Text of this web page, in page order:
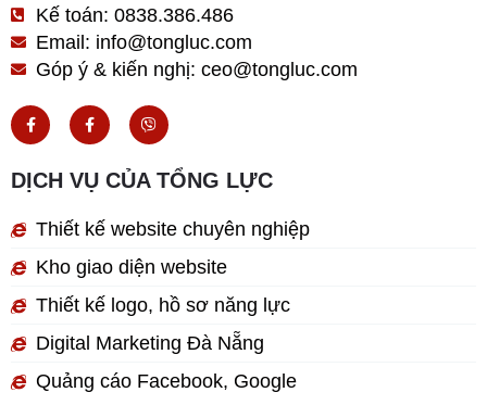
Kế toán: 0838.386.486
Email: info@tongluc.com
Góp ý & kiến nghị: ceo@tongluc.com
F
a
c
b
o
F
a
c
b
o
-
V
i
b
r
DỊCH VỤ CỦA TỔNG LỰC
Thiết kế website chuyên nghiệp
Kho giao diện website
Thiết kế logo, hồ sơ năng lực
Digital Marketing Đà Nẵng
Quảng cáo Facebook, Google